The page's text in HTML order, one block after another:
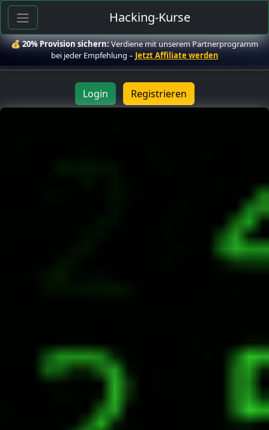
Hacking-Kurse
💰20% Provision sichern:Verdiene mit unserem Partnerprogramm
bei jeder Empfehlung – Jetzt Affiliate werden
Login Registrieren